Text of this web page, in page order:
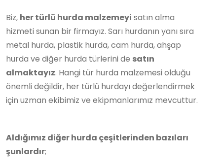
Biz, her türlü hurda malzemeyi satın alma
hizmeti sunan bir firmayız. Sarı hurdanın yanı sıra
metal hurda, plastik hurda, cam hurda, ahşap
hurda ve diğer hurda türlerini de satın
almaktayız. Hangi tür hurda malzemesi olduğu
önemli değildir, her türlü hurdayı değerlendirmek
için uzman ekibimiz ve ekipmanlarımız mevcuttur.
Aldığımız diğer hurda çeşitlerinden bazıları
şunlardır;